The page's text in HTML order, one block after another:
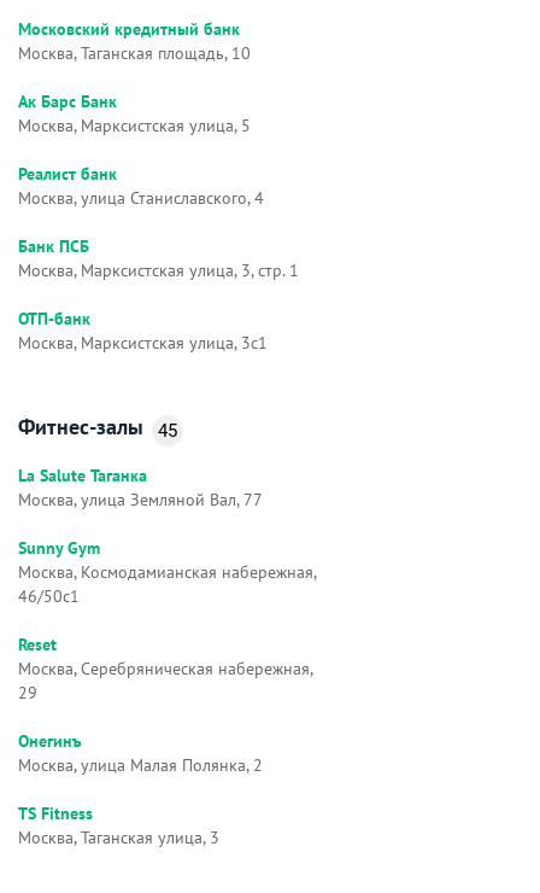
Московский кредитный банк
Москва, Таганская площадь, 10
Ак Барс Банк
Москва, Марксистская улица, 5
Реалист банк
Москва, улица Станиславского, 4
Банк ПСБ
Москва, Марксистская улица, 3, стр. 1
ОТП-банк
Москва, Марксистская улица, 3с1
Фитнес-залы 45
La Salute Таганка
Москва, улица Земляной Вал, 77
Sunny Gym
Москва, Космодамианская набережная,
46/50с1
Reset
Москва, Серебряническая набережная,
29
Онегинъ
Москва, улица Малая Полянка, 2
TS Fitness
Москва, Таганская улица, 3